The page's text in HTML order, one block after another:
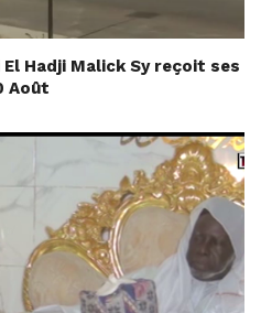
Hadji Malick Sy reçoit ses
Août